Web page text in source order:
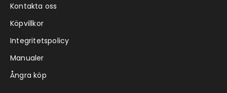
Kontakta oss
Köpvillkor
Integritetspolicy
Manualer
Ångra köp